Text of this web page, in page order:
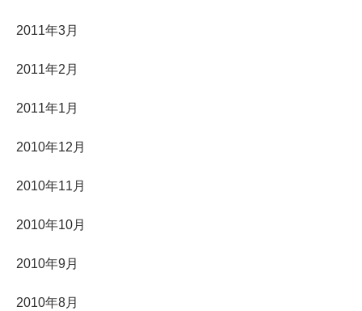
2011年3月
2011年2月
2011年1月
2010年12月
2010年11月
2010年10月
2010年9月
2010年8月